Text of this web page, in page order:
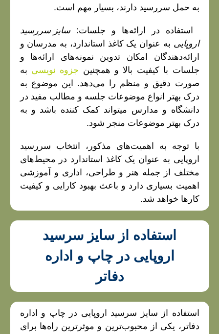
به حمل سررسید دارند، بسیار مهم است.
استفاده در ارائه‌ها و جلسات:سایز سررسید
اروپایی به عنوان یک کاغذ استاندارد، به مدرسان و
ارائه‌دهندگان امکان تدوین نمونه‌های ارائه‌ها و
جلسات با کیفیت بالا و همچنین جزوه نویسی به
صورت دقیق و منظم را می‌دهد. این موضوع به
درک بهتر انواع موضوعات جلسه و مطالب مفید در
دانشگاه و مدارس میتواند کمک کننده باشد و به
درک بهتر موضوعات منجر شود.
با توجه به اهمیت‌های مذکور، انتخاب سررسید
اروپایی به عنوان یک کاغذ استاندارد در محیط‌های
مختلف از جمله هنر و طراحی، اداری و آموزشی
اهمیت بسیاری دارد و باعث بهبود کارایی و کیفیت
کارها خواهد شد.
استفاده از سایز سرسید
اروپایی در چاپ و اداره
دفاتر
استفاده از سایز سرسید اروپایی در چاپ و اداره
دفاتر، یکی از محبوب‌ترین و موثرترین راه‌ها برای